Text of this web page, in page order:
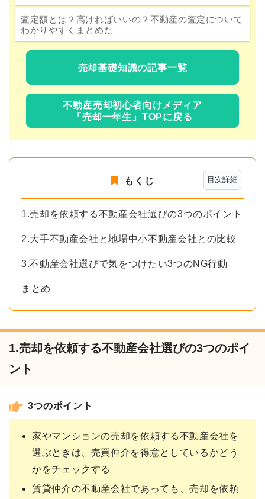
査定額とは？高ければいいの？不動産の査定について
わかりやすくまとめた
売却基礎知識の記事一覧
不動産売却初心者向けメディア
「売却一年生」TOPに戻る
目次詳細
もくじ
1.売却を依頼する不動産会社選びの3つのポイント
2.大手不動産会社と地場中小不動産会社との比較
3.不動産会社選びで気をつけたい3つのNG行動
まとめ
1.売却を依頼する不動産会社選びの3つのポイ
ント
3つのポイント
家やマンションの売却を依頼する不動産会社を
選ぶときは、売買仲介を得意としているかどう
かをチェックする
賃貸仲介の不動産会社であっても、売却を依頼